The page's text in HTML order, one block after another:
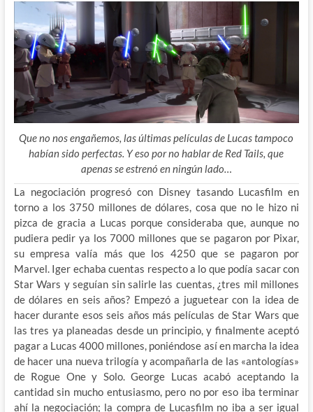
Que no nos engañemos, las últimas películas de Lucas tampoco
habían sido perfectas. Y eso por no hablar de Red Tails, que
apenas se estrenó en ningún lado…
La negociación progresó con Disney tasando Lucasfilm en
torno a los 3750 millones de dólares, cosa que no le hizo ni
pizca de gracia a Lucas porque consideraba que, aunque no
pudiera pedir ya los 7000 millones que se pagaron por Pixar,
su empresa valía más que los 4250 que se pagaron por
Marvel. Iger echaba cuentas respecto a lo que podía sacar con
Star Wars y seguían sin salirle las cuentas, ¿tres mil millones
de dólares en seis años? Empezó a juguetear con la idea de
hacer durante esos seis años más películas de Star Wars que
las tres ya planeadas desde un principio, y finalmente aceptó
pagar a Lucas 4000 millones, poniéndose así en marcha la idea
de hacer una nueva trilogía y acompañarla de las «antologías»
de Rogue One y Solo. George Lucas acabó aceptando la
cantidad sin mucho entusiasmo, pero no por eso iba terminar
ahí la negociación; la compra de Lucasfilm no iba a ser igual